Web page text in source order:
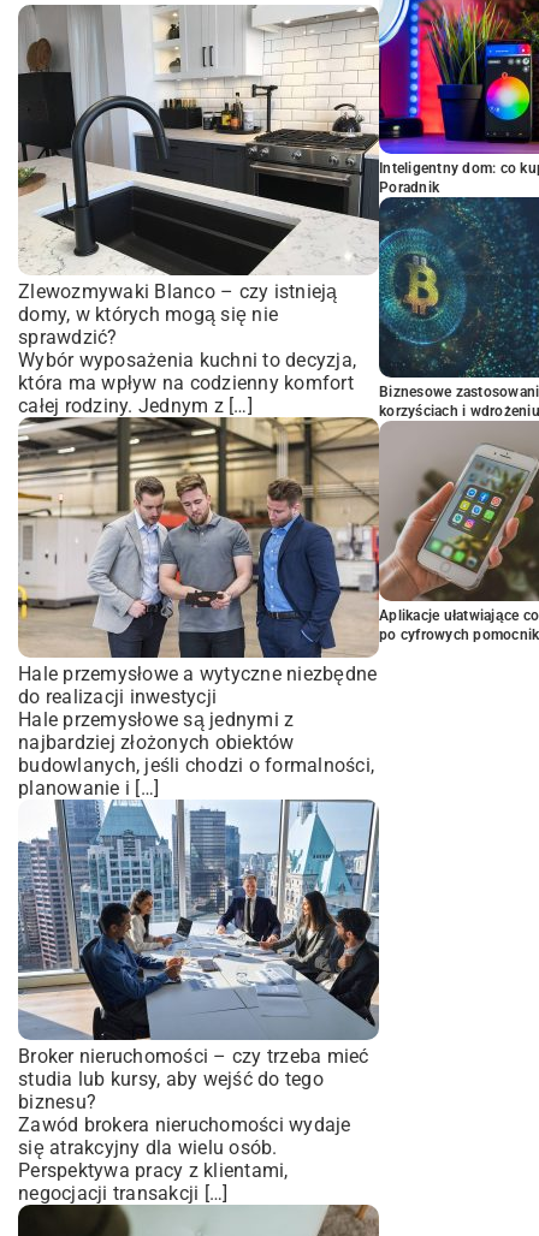
Zlewozmywaki Blanco – czy istnieją
domy, w których mogą się nie
sprawdzić?
Wybór wyposażenia kuchni to decyzja,
która ma wpływ na codzienny komfort
całej rodziny. Jednym z […]
Hale przemysłowe a wytyczne niezbędne
do realizacji inwestycji
Hale przemysłowe są jednymi z
najbardziej złożonych obiektów
budowlanych, jeśli chodzi o formalności,
planowanie i […]
Broker nieruchomości – czy trzeba mieć
studia lub kursy, aby wejść do tego
biznesu?
Zawód brokera nieruchomości wydaje
się atrakcyjny dla wielu osób.
Perspektywa pracy z klientami,
negocjacji transakcji […]
Inteligentny dom: co
Poradnik
Biznesowe
korzyściach i wdrożeniu
Aplikacje ułatwiające
po cyfrowych